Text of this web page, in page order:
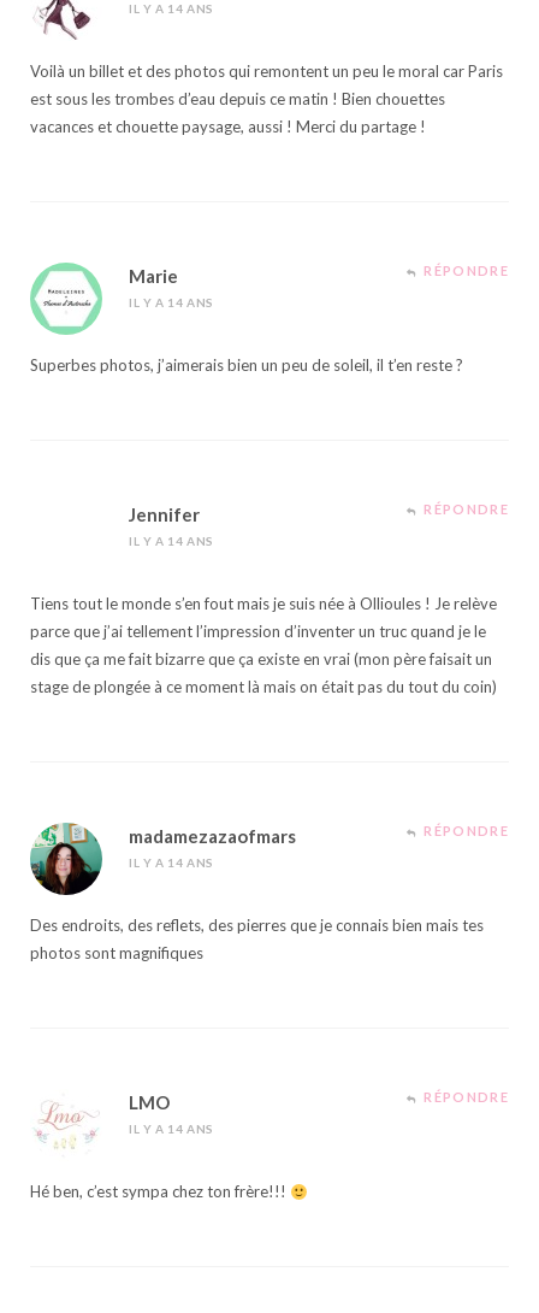
IL Y A 14 ANS
Voilà un billet et des photos qui remontent un peu le moral car Paris
est sous les trombes d’eau depuis ce matin ! Bien chouettes
vacances et chouette paysage, aussi ! Merci du partage !
Marie
IL Y A 14 ANS
RÉPONDRE
Superbes photos, j’aimerais bien un peu de soleil, il t’en reste ?
Jennifer
IL Y A 14 ANS
RÉPONDRE
Tiens tout le monde s’en fout mais je suis née à Ollioules ! Je relève
parce que j’ai tellement l’impression d’inventer un truc quand je le
dis que ça me fait bizarre que ça existe en vrai (mon père faisait un
stage de plongée à ce moment là mais on était pas du tout du coin)
madamezazaofmars
IL Y A 14 ANS
RÉPONDRE
Des endroits, des reflets, des pierres que je connais bien mais tes
photos sont magnifiques
LMO
IL Y A 14 ANS
RÉPONDRE
Hé ben, c’est sympa chez ton frère!!!